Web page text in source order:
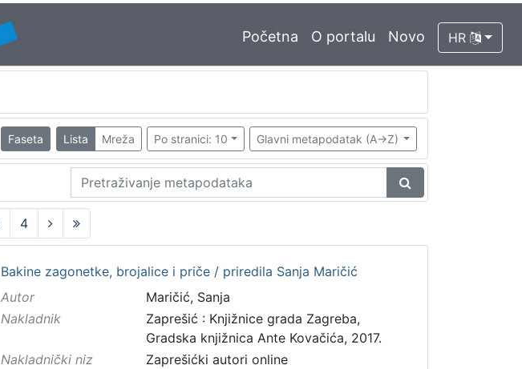
Početna O portalu Novo HR
Faseta Lista Mreža Po stranici: 10 Glavni metapodatak (A->Z)
4
Bakine zagonetke, brojalice i priče / priredila Sanja Maričić
Autor
Maričić, Sanja
Nakladnik
Zaprešić : Knjižnice grada Zagreba,
Gradska knjižnica Ante Kovačića, 2017.
Nakladnički niz
Zaprešićki autori online